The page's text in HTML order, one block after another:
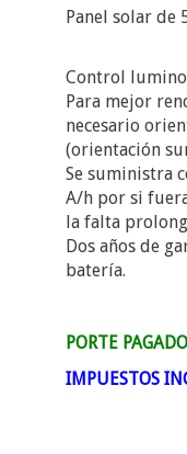
Panel solar de
Control
Para mejor
necesario
(orientación
Se suministra
A/h por si
la falta
Dos años de
batería.
PORTE
IMPUESTOS